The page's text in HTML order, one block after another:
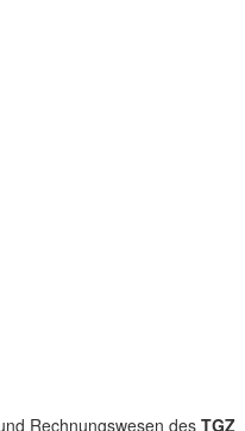
Rechnungswesen des TGZ